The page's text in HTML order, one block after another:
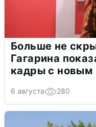
Больше не
Гагарина
кадры с новым
6 августа 280